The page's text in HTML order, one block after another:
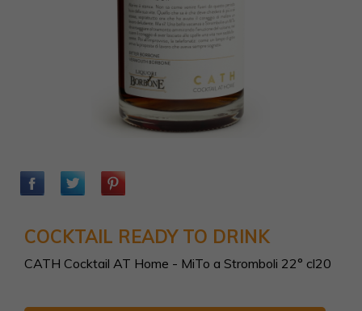
COCKTAIL READY TO DRINK
CATH Cocktail AT Home - MiTo a Stromboli 22° cl20